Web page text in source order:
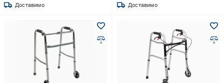
Доставимо Доставимо